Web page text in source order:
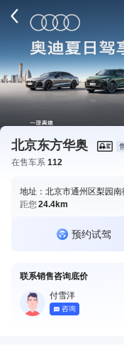
北京东方华奥
在售车系 112
地址：北京市通州区梨园
距您24.4km
预约试驾
联系销售咨询底价
付雪洋
咨询